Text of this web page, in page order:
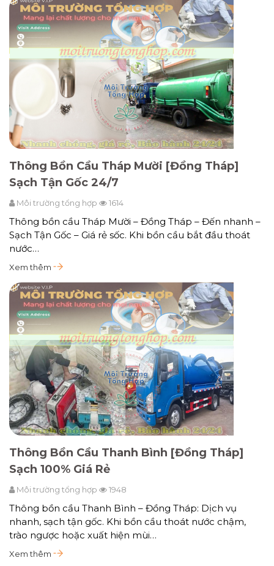
Thông Bồn Cầu Tháp Mười [Đồng Tháp]
Sạch Tận Gốc 24/7
Môi trường tổng hợp 1614
Thông bồn cầu Tháp Mười – Đồng Tháp – Đến nhanh –
Sạch Tận Gốc – Giá rẻ sốc. Khi bồn cầu bắt đầu thoát
nước…
Xem thêm
Thông Bồn Cầu Thanh Bình [Đồng Tháp]
Sạch 100% Giá Rẻ
Môi trường tổng hợp 1948
Thông bồn cầu Thanh Bình – Đồng Tháp: Dịch vụ
nhanh, sạch tận gốc. Khi bồn cầu thoát nước chậm,
trào ngược hoặc xuất hiện mùi…
Xem thêm